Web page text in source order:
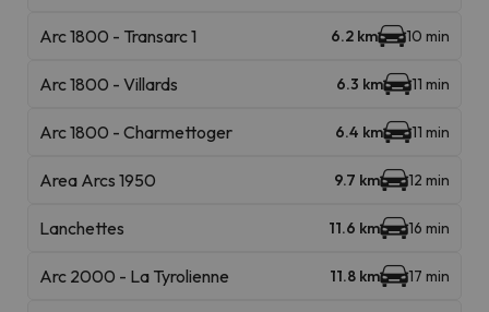
Arc 1800 - Transarc 1 6.2 km 10 min
Arc 1800 - Villards 6.3 km 11 min
Arc 1800 - Charmettoger 6.4 km 11 min
Area Arcs 1950 9.7 km 12 min
Lanchettes 11.6 km 16 min
Arc 2000 - La Tyrolienne 11.8 km 17 min